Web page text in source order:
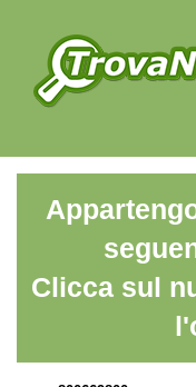
Clicca sul